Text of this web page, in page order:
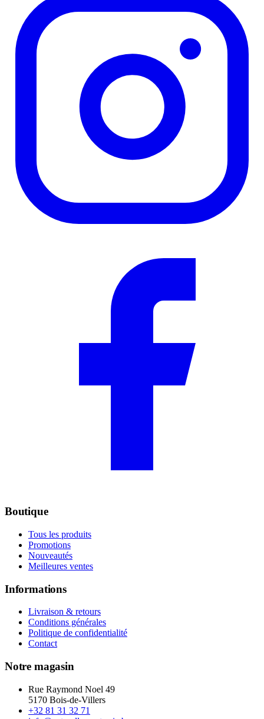
Boutique
Tous les produits
Promotions
Nouveautés
Meilleures ventes
Informations
Livraison & retours
Conditions générales
Politique de confidentialité
Contact
Notre magasin
Rue Raymond Noel 49
5170 Bois-de-Villers
+32 81 31 32 71